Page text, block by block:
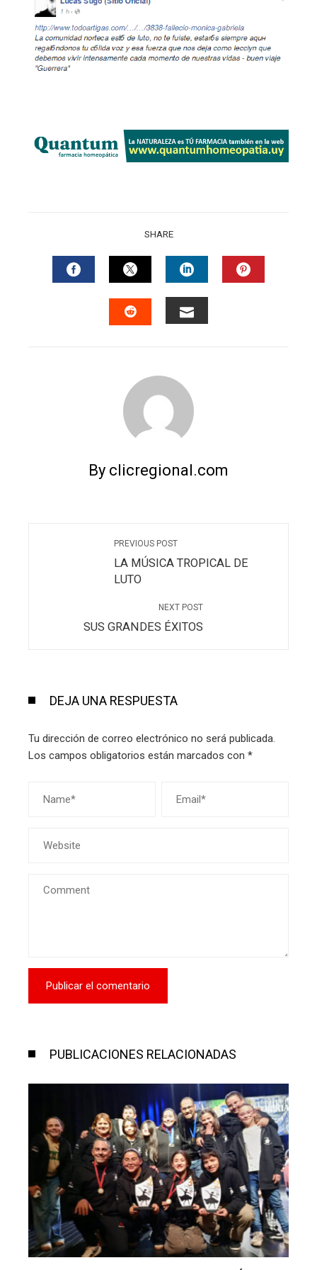
SHARE
FACEBOOKTWITTERLINKEDIN
By clicregional.com
PREVIOUS POST
LA MÚSICA TROPICAL DE
LUTO
NEXT POST
SUS GRANDES ÉXITOS
DEJA UNA RESPUESTA
Tu dirección de correo electrónico no será publicada.
Los campos obligatorios están marcados con *
PUBLICACIONES RELACIONADAS